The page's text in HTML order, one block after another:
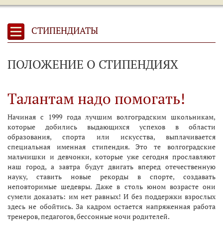
СТИПЕНДИАТЫ
ПОЛОЖЕНИЕ О СТИПЕНДИЯХ
Талантам надо помогать!
Начиная с 1999 года лучшим волгоградским школьникам,
которые добились выдающихся успехов в области
образования, спорта или искусства, выплачивается
специальная именная стипендия. Это те волгоградские
мальчишки и девчонки, которые уже сегодня прославляют
наш город, а завтра будут двигать вперед отечественную
науку, ставить новые рекорды в спорте, создавать
неповторимые шедевры. Даже в столь юном возрасте они
сумели доказать: им нет равных! И без поддержки взрослых
здесь не обойтись. За кадром остается напряженная работа
тренеров, педагогов, бессонные ночи родителей.